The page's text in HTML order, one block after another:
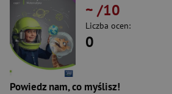
~ /10
Liczba ocen:
0
Powiedz nam, co myślisz!